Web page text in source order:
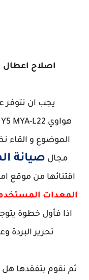
اصلاح
يجب ان نتوفر
هواوي
الموضوع و القاء
مجال صيانة
اقتنائها من موقع
المعدات
اذا فأول خطوة
تحرير
ثم نقوم بتفقدها